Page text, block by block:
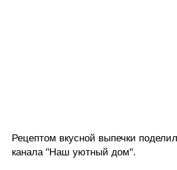
Рецептом вкусной выпечки
канала "Наш уютный дом".